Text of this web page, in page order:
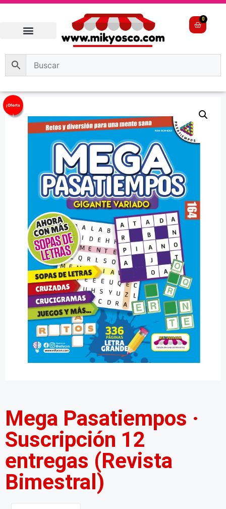
0
¡Oferta
!
Mega Pasatiempos ·
Suscripción 12
entregas (Revista
Bimestral)